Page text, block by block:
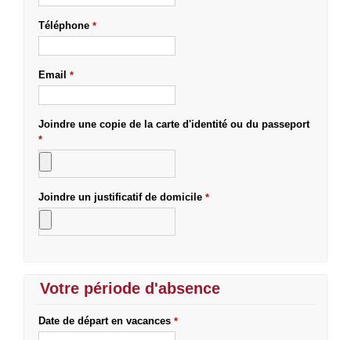
Téléphone *
Email *
Joindre une copie de la carte d'identité ou du passeport
*
Joindre un justificatif de domicile *
Votre période d'absence
Date de départ en vacances *